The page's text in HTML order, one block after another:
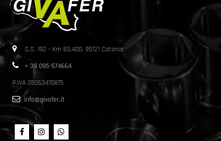
S.S. 192 - Km 83,400, 95121 Catania
+ 39 095-574664
P.IVA 05063470875
info@givafer.it